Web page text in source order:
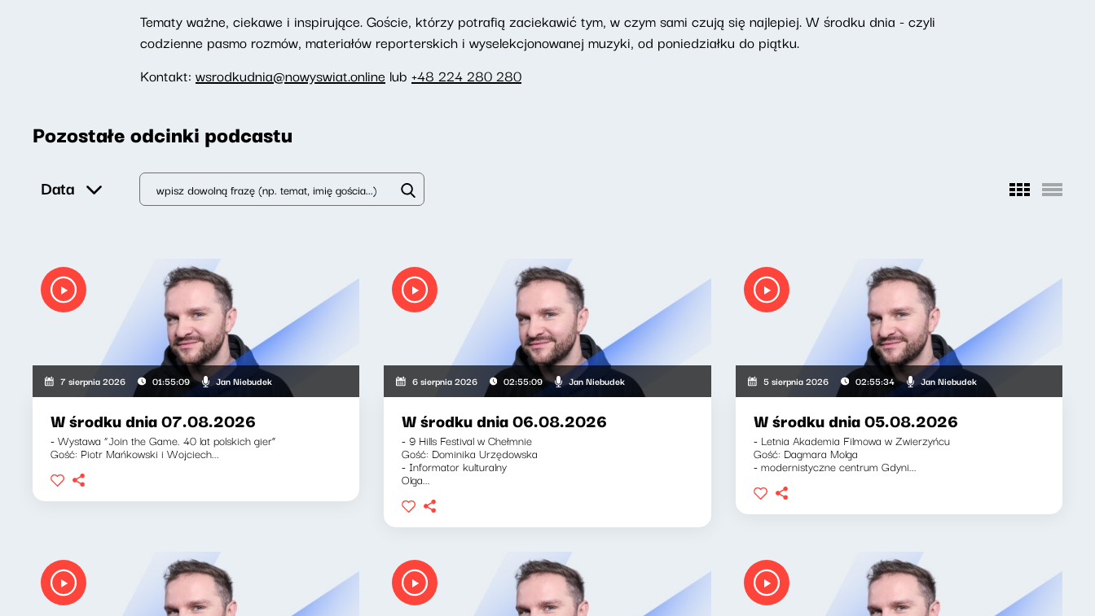
Tematy ważne, ciekawe i inspirujące. Goście, którzy potrafią zaciekawić tym, w czym sami czują się najlepiej. W środku dnia - czyli
codzienne pasmo rozmów, materiałów reporterskich i wyselekcjonowanej muzyki, od poniedziałku do piątku.
Kontakt: wsrodkudnia@nowyswiat.online lub +48 224 280 280
Pozostałe odcinki podcastu
Data
7 sierpnia 2026 01:55:09 Jan Niebudek
W środku dnia 07.08.2026
- Wystawa “Join the Game. 40 lat polskich gier”
Gość: Piotr Mańkowski i Wojciech...
6 sierpnia 2026 02:55:09 Jan Niebudek
W środku dnia 06.08.2026
- 9 Hills Festival w Chełmnie
Gość: Dominika Urzędowska
- Informator kulturalny
Olga...
5 sierpnia 2026 02:55:34 Jan Niebudek
W środku dnia 05.08.2026
- Letnia Akademia Filmowa w Zwierzyńcu
Gość: Dagmara Molga
- modernistyczne centrum Gdyni...